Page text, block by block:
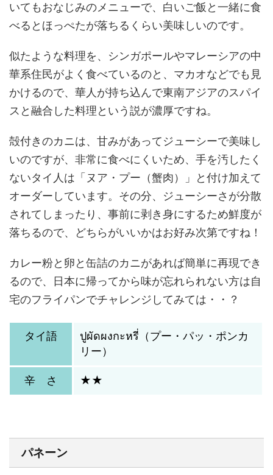
いてもおなじみのメニューで、白いご飯と一緒に食
べるとほっぺたが落ちるくらい美味しいのです。
似たような料理を、シンガポールやマレーシアの中
華系住民がよく食べているのと、マカオなどでも見
かけるので、華人が持ち込んで東南アジアのスパイ
スと融合した料理という説が濃厚ですね。
殻付きのカニは、甘みがあってジューシーで美味し
いのですが、非常に食べにくいため、手を汚したく
ないタイ人は「ヌア・プー（蟹肉）」と付け加えて
オーダーしています。その分、ジューシーさが分散
されてしまったり、事前に剥き身にするため鮮度が
落ちるので、どちらがいいかはお好み次第ですね！
カレー粉と卵と缶詰のカニがあれば簡単に再現でき
るので、日本に帰ってから味が忘れられない方は自
宅のフライパンでチャレンジしてみては・・？
タイ語
ปูผัดผงกะหรี่（プー・パッ・ポンカ
リー）
辛 さ ★★
パネーン